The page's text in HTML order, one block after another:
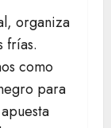
organiza
frías.
como
para